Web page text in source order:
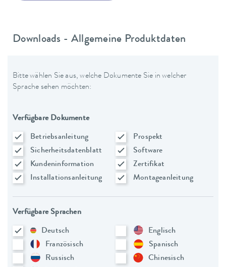
Downloads - Allgemeine Produktdaten
Bitte wählen Sie aus, welche Dokumente Sie in welcher
Sprache sehen möchten:
Verfügbare Dokumente
Betriebsanleitung
Prospekt
Sicherheitsdatenblatt
Software
Kundeninformation
Zertifikat
Installationsanleitung
Montageanleitung
Verfügbare Sprachen
Deutsch
Englisch
Französisch
Spanisch
Russisch
Chinesisch